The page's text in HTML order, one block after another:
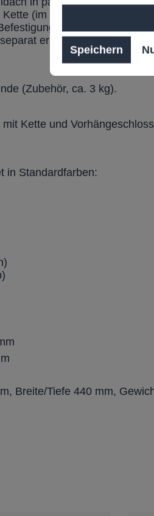
(im Lieferumfang).
ist eine Bodenronde
erhältlich (inkl.
(Zubehör, ca. 3 kg).
Kette und
in Standardfarben:
Breite/Tiefe 440 mm,
Speichern